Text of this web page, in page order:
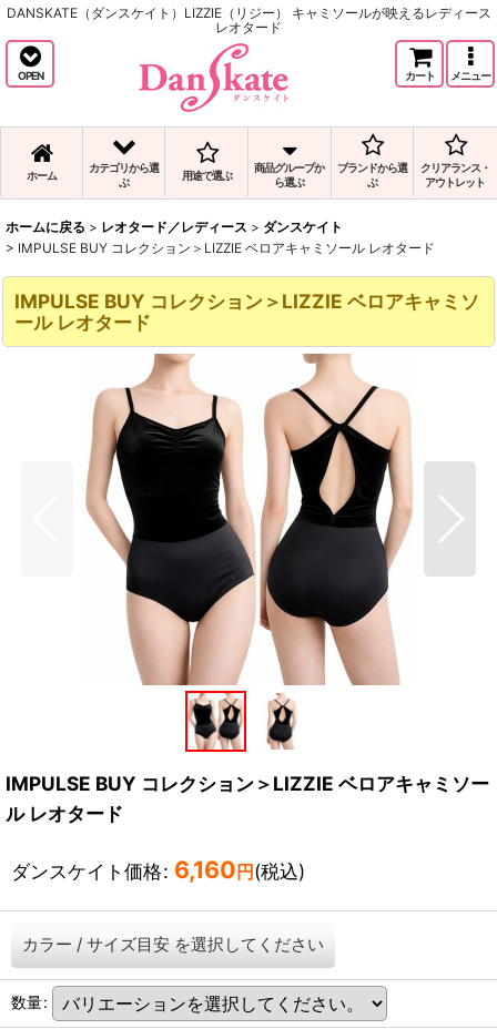
DANSKATE（ダンスケイト）LIZZIE（リジー） キャミソールが映えるレディース
レオタード
OPEN カート メニュー
ホーム
カテゴリから選
ぶ
用途で選ぶ
商品グループか
ら選ぶ
ブランドから選
ぶ
クリアランス・
アウトレット
ホームに戻る > レオタード／レディース > ダンスケイト
> IMPULSE BUY コレクション＞LIZZIE ベロアキャミソール レオタード
IMPULSE BUY コレクション＞LIZZIE ベロアキャミソ
ール レオタード
IMPULSE BUY コレクション＞LIZZIE ベロアキャミソー
ル レオタード
ダンスケイト価格: 6,160 円 (税込)
カラー / サイズ目安 を選択してください
数量: